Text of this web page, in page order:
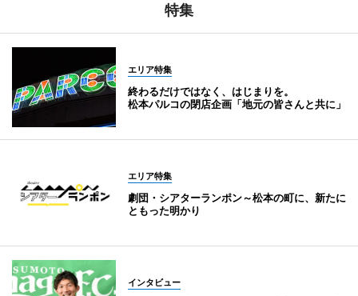
特集
エリア特集
終わるだけではなく、はじまりを。
松本パルコの閉店企画「地元の皆さんと共に」
エリア特集
劇団・シアターランポン～松本の町に、新たに
ともった明かり
インタビュー